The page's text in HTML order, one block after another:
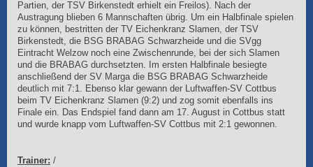
Partien, der TSV Birkenstedt erhielt ein Freilos). Nach der
Austragung blieben 6 Mannschaften übrig. Um ein Halbfinale spielen
zu können, bestritten der TV Eichenkranz Slamen, der TSV
Birkenstedt, die BSG BRABAG Schwarzheide und die SVgg
Eintracht Welzow noch eine Zwischenrunde, bei der sich Slamen
und die BRABAG durchsetzten. Im ersten Halbfinale besiegte
anschließend der SV Marga die BSG BRABAG Schwarzheide
deutlich mit 7:1. Ebenso klar gewann der Luftwaffen-SV Cottbus
beim TV Eichenkranz Slamen (9:2) und zog somit ebenfalls ins
Finale ein. Das Endspiel fand dann am 17. August in Cottbus statt
und wurde knapp vom Luftwaffen-SV Cottbus mit 2:1 gewonnen.
Trainer: /